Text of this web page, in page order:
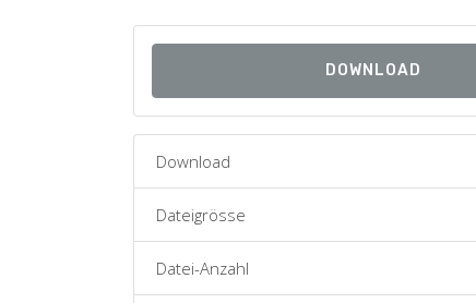
DOWNLOAD
Download
Dateigrösse
Datei-Anzahl